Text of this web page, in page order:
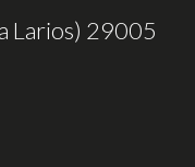
Larios) 29005